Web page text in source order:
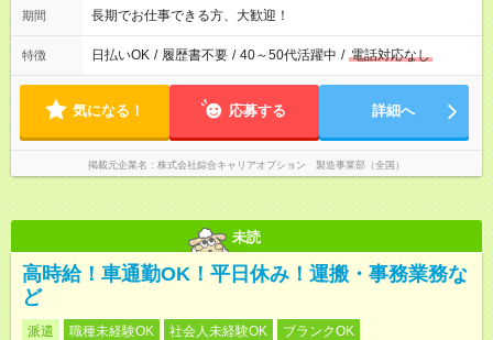
期間 長期でお仕事できる方、大歓迎！
特徴 日払いOK / 履歴書不要 / 40～50代活躍中 / 電話対応なし
気になる！ 応募する 詳細へ
掲載元企業名 株式会社綜合キャリアオプション 製造事業部（全国）
未読
高時給！車通勤OK！平日休み！運搬・事務業務な
ど
派遣 職種未経験OK 社会人未経験OK
ブランクOK